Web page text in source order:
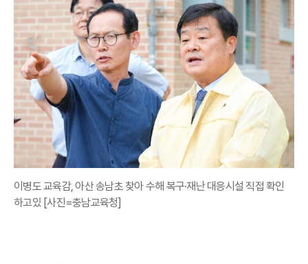
이병도 교육감, 아산 송남초 찾아 수해 복구·재난 대응시설 직접 확인
하고있 [사진=충남교육청]